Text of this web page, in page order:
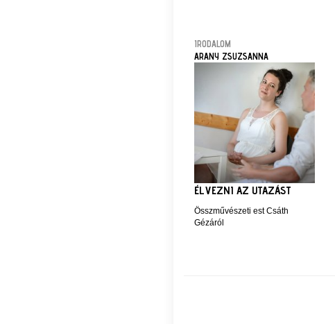
IRODALOM
ARANY ZSUZSANNA
ÉLVEZNI AZ UTAZÁST
Összművészeti est Csáth
Gézáról